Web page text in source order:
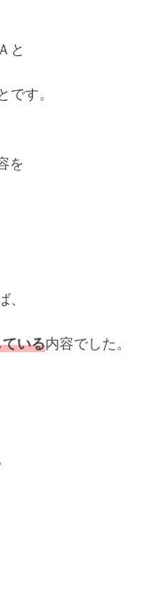
と
です。
を
いる内容でした。